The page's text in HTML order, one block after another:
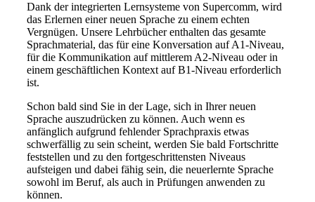
Dank der integrierten Lernsysteme von Supercomm, wird
das Erlernen einer neuen Sprache zu einem echten
Vergnügen. Unsere Lehrbücher enthalten das gesamte
Sprachmaterial, das für eine Konversation auf A1-Niveau,
für die Kommunikation auf mittlerem A2-Niveau oder in
einem geschäftlichen Kontext auf B1-Niveau erforderlich
ist.
Schon bald sind Sie in der Lage, sich in Ihrer neuen
Sprache auszudrücken zu können. Auch wenn es
anfänglich aufgrund fehlender Sprachpraxis etwas
schwerfällig zu sein scheint, werden Sie bald Fortschritte
feststellen und zu den fortgeschrittensten Niveaus
aufsteigen und dabei fähig sein, die neuerlernte Sprache
sowohl im Beruf, als auch in Prüfungen anwenden zu
können.